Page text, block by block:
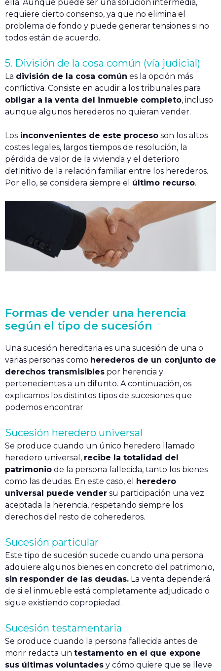
ella. Aunque puede ser una solución intermedia,
requiere cierto consenso, ya que no elimina el
problema de fondo y puede generar tensiones si no
todos están de acuerdo.
5. División de la cosa común (vía judicial)
La división de la cosa común es la opción más
conflictiva. Consiste en acudir a los tribunales para
obligar a la venta del inmueble completo, incluso
aunque algunos herederos no quieran vender.
Los inconvenientes de este proceso son los altos
costes legales, largos tiempos de resolución, la
pérdida de valor de la vivienda y el deterioro
definitivo de la relación familiar entre los herederos.
Por ello, se considera siempre el último recurso.
Formas de vender una herencia
según el tipo de sucesión
Una sucesión hereditaria es una sucesión de una o
varias personas como herederos de un conjunto de
derechos transmisibles por herencia y
pertenecientes a un difunto. A continuación, os
explicamos los distintos tipos de sucesiones que
podemos encontrar
Sucesión heredero universal
Se produce cuando un único heredero llamado
heredero universal, recibe la totalidad del
patrimonio de la persona fallecida, tanto los bienes
como las deudas. En este caso, el heredero
universal puede vender su participación una vez
aceptada la herencia, respetando siempre los
derechos del resto de coherederos.
Sucesión particular
Este tipo de sucesión sucede cuando una persona
adquiere algunos bienes en concreto del patrimonio,
sin responder de las deudas. La venta dependerá
de si el inmueble está completamente adjudicado o
sigue existiendo copropiedad.
Sucesión testamentaria
Se produce cuando la persona fallecida antes de
morir redacta un testamento en el que expone
sus últimas voluntades y cómo quiere que se lleve